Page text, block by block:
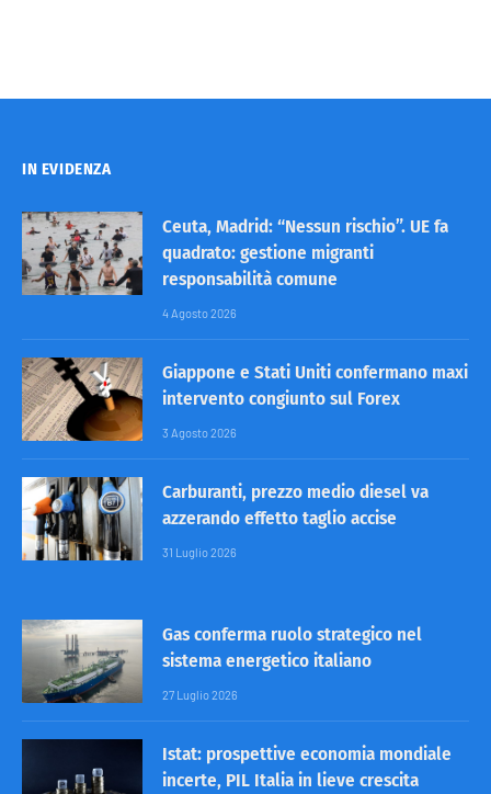
IN EVIDENZA
Ceuta, Madrid: “Nessun rischio”. UE fa
quadrato: gestione migranti
responsabilità comune
4 Agosto 2026
Giappone e Stati Uniti confermano maxi
intervento congiunto sul Forex
3 Agosto 2026
Carburanti, prezzo medio diesel va
azzerando effetto taglio accise
31 Luglio 2026
Gas conferma ruolo strategico nel
sistema energetico italiano
27 Luglio 2026
Istat: prospettive economia mondiale
incerte, PIL Italia in lieve crescita